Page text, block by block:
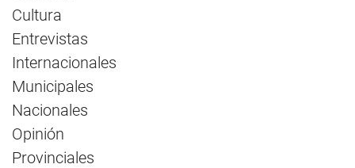
Cultura
Entrevistas
Internacionales
Municipales
Nacionales
Opinión
Provinciales